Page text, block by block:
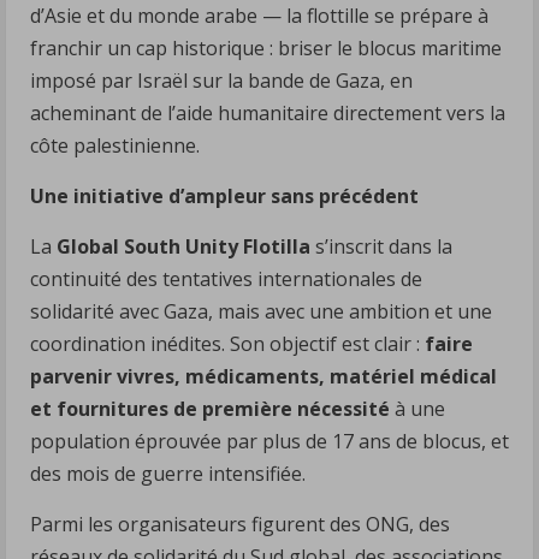
d’Asie et du monde arabe — la flottille se prépare à
franchir un cap historique : briser le blocus maritime
imposé par Israël sur la bande de Gaza, en
acheminant de l’aide humanitaire directement vers la
côte palestinienne.
Une initiative d’ampleur sans précédent
La Global South Unity Flotilla s’inscrit dans la
continuité des tentatives internationales de
solidarité avec Gaza, mais avec une ambition et une
coordination inédites. Son objectif est clair : faire
parvenir vivres, médicaments, matériel médical
et fournitures de première nécessité à une
population éprouvée par plus de 17 ans de blocus, et
des mois de guerre intensifiée.
Parmi les organisateurs figurent des ONG, des